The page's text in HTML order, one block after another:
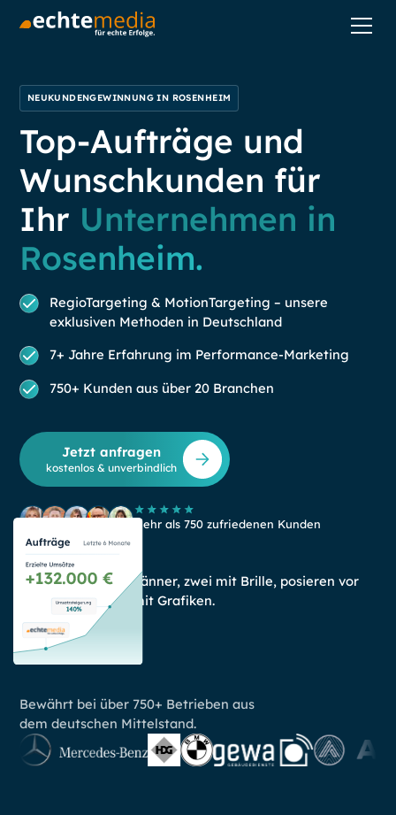
NEUKUNDENGEWINNUNG IN ROSENHEIM
Top-Aufträge und
Wunschkunden für
Ihr Unternehmen in
Rosenheim.
RegioTargeting & MotionTargeting – unsere
exklusiven Methoden in Deutschland
7+ Jahre Erfahrung im Performance-Marketing
750+ Kunden aus über 20 Branchen
Jetzt anfragen
kostenlos & unverbindlich
Mehr als 750 zufriedenen Kunden
Bewährt bei über 750+ Betrieben aus
dem deutschen Mittelstand.